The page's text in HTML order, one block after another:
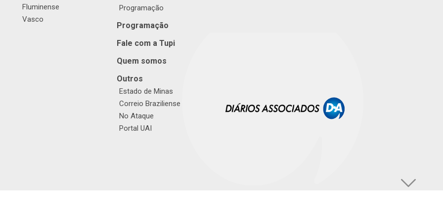
Fluminense
Vasco
Programação
Programação
Fale com a Tupi
Quem somos
Outros
Estado de Minas
Correio Braziliense
No Ataque
Portal UAI